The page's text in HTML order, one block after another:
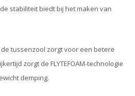
stabiliteit biedt bij het maken van
de tussenzool zorgt voor een betere
zorgt de FLYTEFOAM-technologie
demping.